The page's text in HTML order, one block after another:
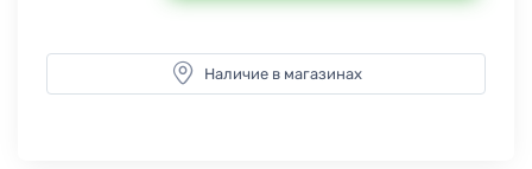
Наличие в магазинах